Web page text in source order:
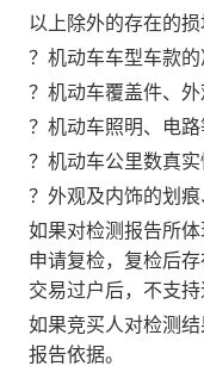
以上除外的存在的
？机动车车型车款的
？机动车覆盖件、
？机动车照明、电
？机动车公里数真实
？外观及内饰的划
如果对检测报告所
申请复检，复检后
交易过户后，不支持
如果竞买人对检测
报告依据。